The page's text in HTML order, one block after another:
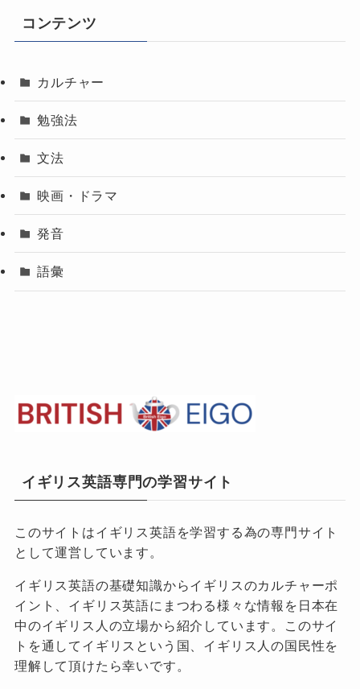
コンテンツ
カルチャー
勉強法
文法
映画・ドラマ
発音
語彙
イギリス英語専門の学習サイト
このサイトはイギリス英語を学習する為の専門サイト
として運営しています。
イギリス英語の基礎知識からイギリスのカルチャーポ
イント、イギリス英語にまつわる様々な情報を日本在
中のイギリス人の立場から紹介しています。このサイ
トを通してイギリスという国、イギリス人の国民性を
理解して頂けたら幸いです。